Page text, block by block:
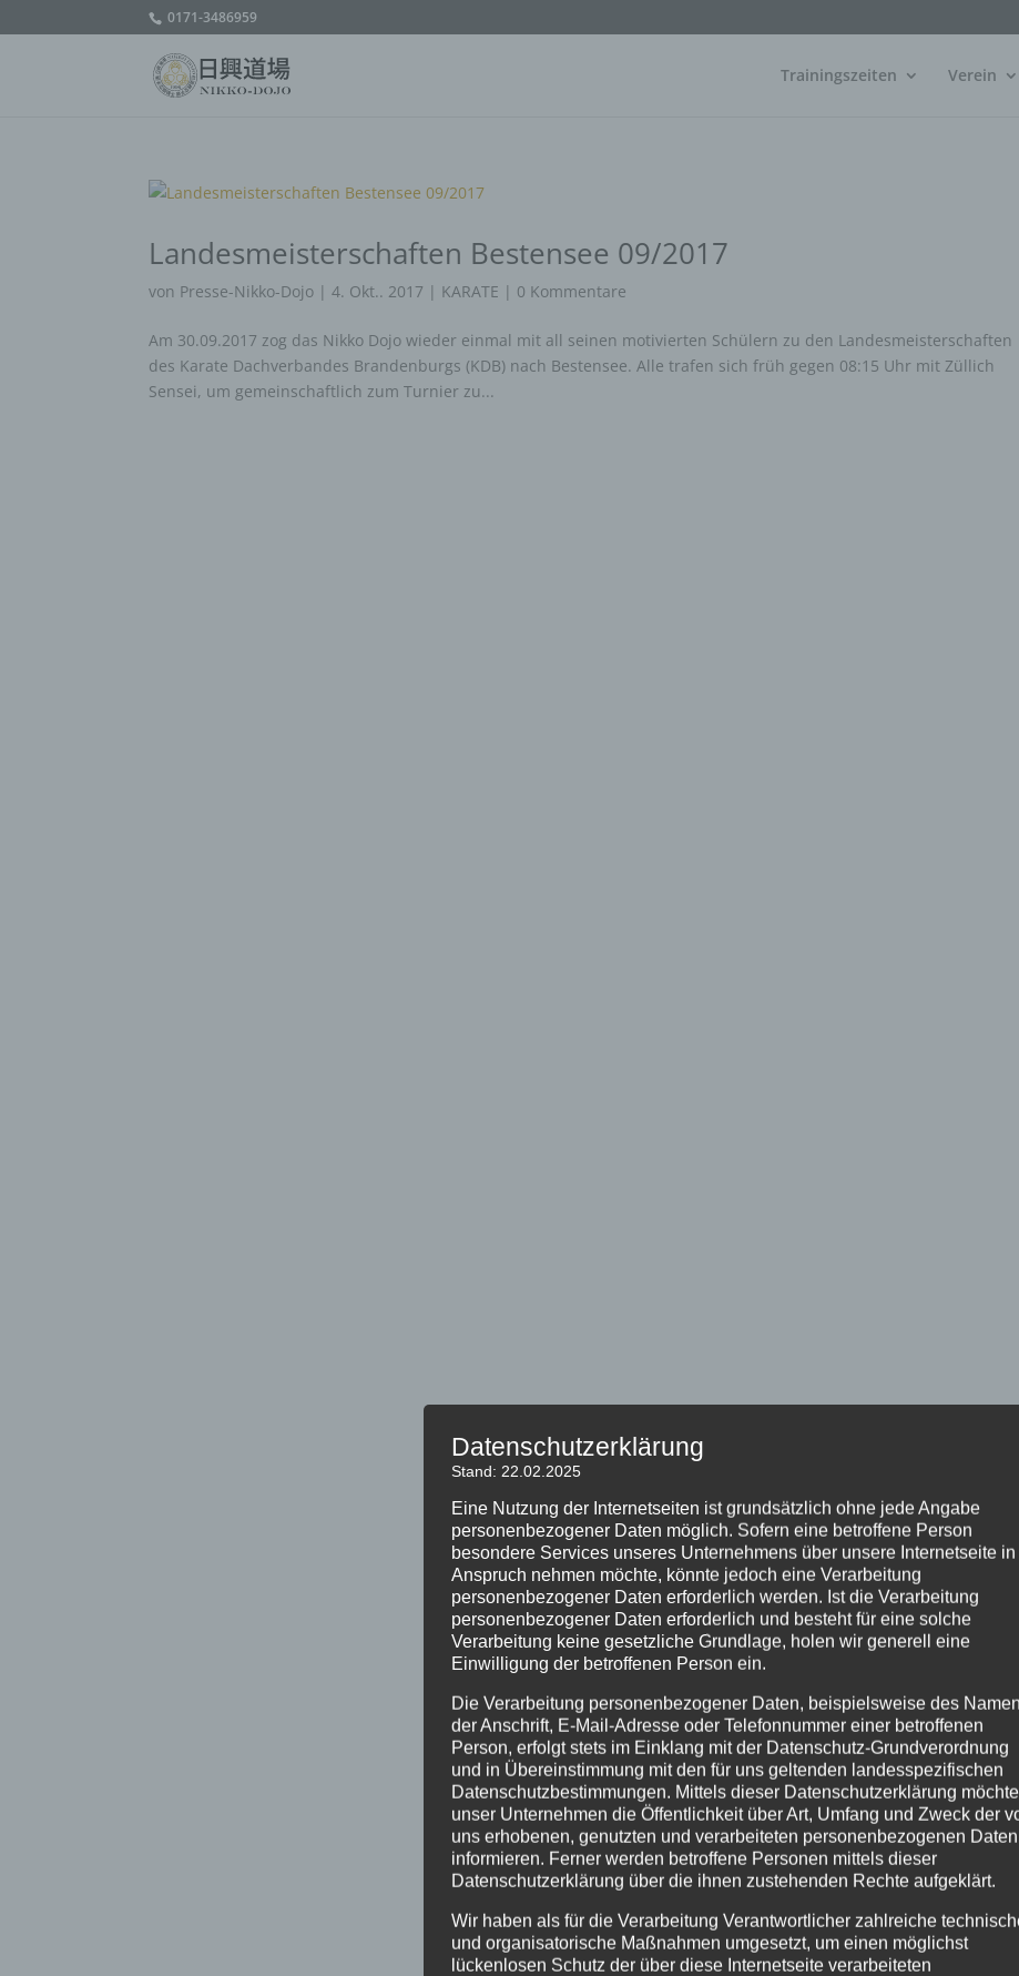
0171-3486959
Trainingszeiten Verein
Landesmeisterschaften Bestensee 09/2017
von Presse-Nikko-Dojo |4. Okt.. 2017 | KARATE | 0 Kommentare
Am 30.09.2017 zog das Nikko Dojo wieder einmal mit all seinen motivierten Schülern zu den Landesmeisterschaften
des Karate Dachverbandes Brandenburgs (KDB) nach Bestensee. Alle trafen sich früh gegen 08:15 Uhr mit Züllich
Sensei, um gemeinschaftlich zum Turnier zu...
Datenschutzerklärung
Stand: 22.02.2025
Eine Nutzung der Internetseiten ist grundsätzlich ohne jede Angabe
personenbezogener Daten möglich. Sofern eine betroffene Person
besondere Services unseres Unternehmens über unsere Internetseite in
Anspruch nehmen möchte, könnte jedoch eine Verarbeitung
personenbezogener Daten erforderlich werden. Ist die Verarbeitung
personenbezogener Daten erforderlich und besteht für eine solche
Verarbeitung keine gesetzliche Grundlage, holen wir generell eine
Einwilligung der betroffenen Person ein.
Die Verarbeitung personenbezogener Daten, beispielsweise des
der Anschrift, E-Mail-Adresse oder Telefonnummer einer betroffenen
Person, erfolgt stets im Einklang mit der Datenschutz-Grundverordnung
und in Übereinstimmung mit den für uns geltenden landesspezifischen
Datenschutzbestimmungen. Mittels dieser Datenschutzerklärung möchte
unser Unternehmen die Öffentlichkeit über Art, Umfang und Zweck der
uns erhobenen, genutzten und verarbeiteten personenbezogenen Daten
informieren. Ferner werden betroffene Personen mittels dieser
Datenschutzerklärung über die ihnen zustehenden Rechte aufgeklärt.
Wir haben als für die Verarbeitung Verantwortlicher zahlreiche
und organisatorische Maßnahmen umgesetzt, um einen möglichst
lückenlosen Schutz der über diese Internetseite verarbeiteten